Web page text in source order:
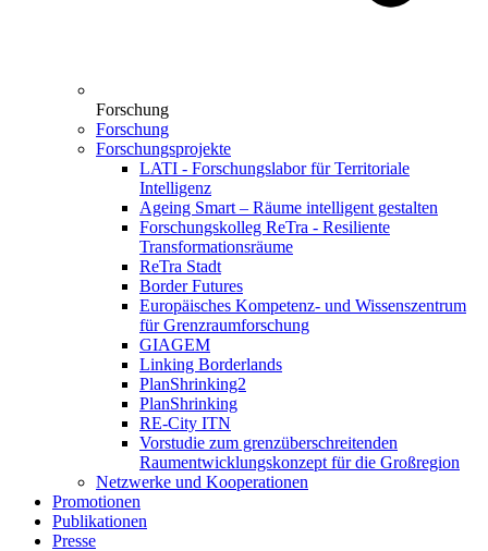
Forschung
Forschung
Forschungsprojekte
LATI - Forschungslabor für Territoriale
Intelligenz
Ageing Smart – Räume intelligent gestalten
Forschungskolleg ReTra - Resiliente
Transformationsräume
ReTra Stadt
Border Futures
Europäisches Kompetenz- und Wissenszentrum
für Grenzraumforschung
GIAGEM
Linking Borderlands
PlanShrinking2
PlanShrinking
RE-City ITN
Vorstudie zum grenzüberschreitenden
Raumentwicklungskonzept für die Großregion
Netzwerke und Kooperationen
Promotionen
Publikationen
Presse